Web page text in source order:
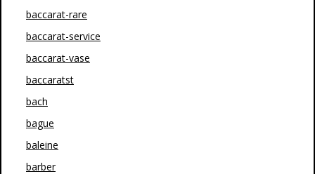
baccarat-rare
baccarat-service
baccarat-vase
baccaratst
bach
bague
baleine
barber